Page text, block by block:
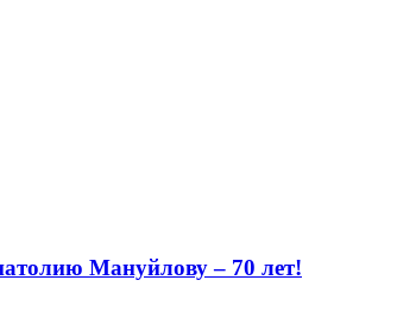
Мануйлову – 70 лет!